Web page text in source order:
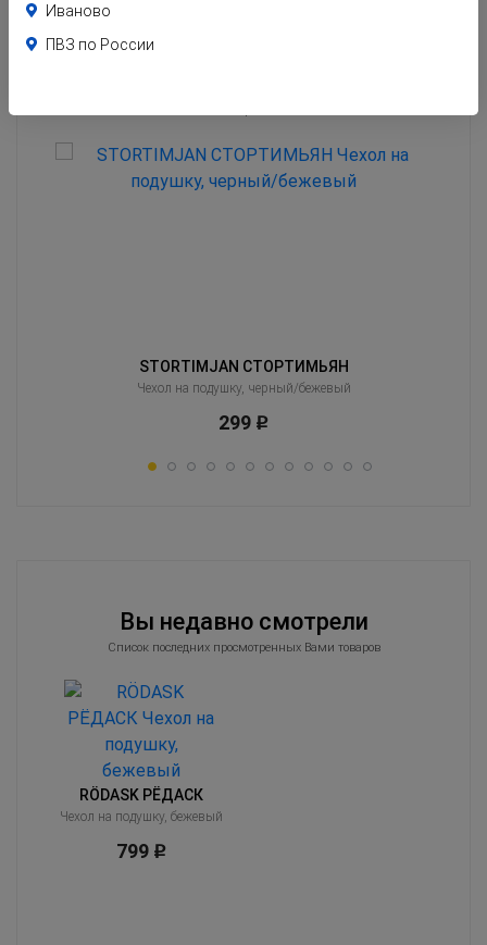
STORTIMJAN СТОРТИМЬЯН
Чехол на подушку, черный/бежевый
299 Р
Вы недавно смотрели
Список последних просмотренных Вами товаров
RÖDASK РЁДАСК
Чехол на подушку, бежевый
799 Р
Иваново
ПВЗ по России